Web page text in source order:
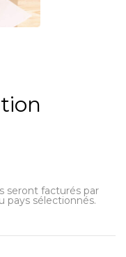
seront facturés par
pays sélectionnés.